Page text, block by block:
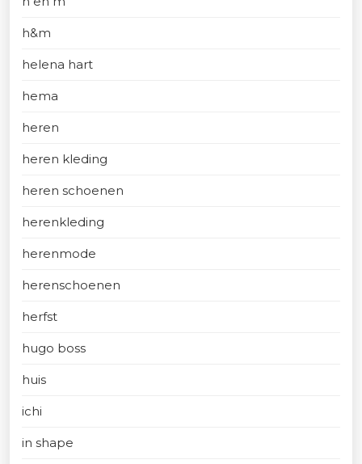
h&m
helena hart
hema
heren
heren kleding
heren schoenen
herenkleding
herenmode
herenschoenen
herfst
hugo boss
huis
ichi
in shape